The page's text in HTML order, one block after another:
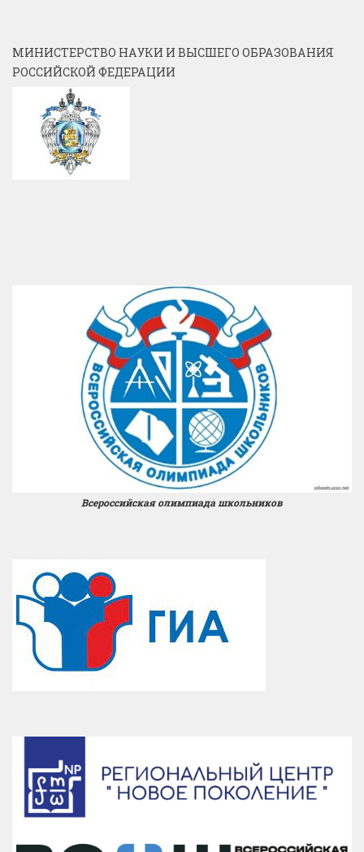
МИНИСТЕРСТВО НАУКИ И ВЫСШЕГО ОБРАЗОВАНИЯ
РОССИЙСКОЙ ФЕДЕРАЦИИ
Всероссийская олимпиада школьников